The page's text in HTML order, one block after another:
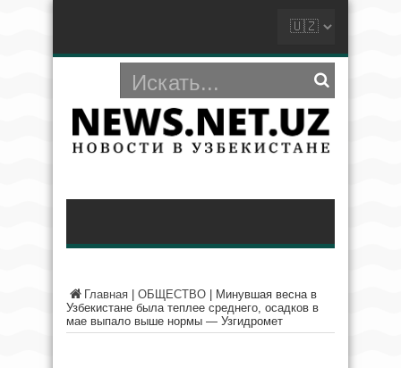
Главная ОБЩЕСТВО
Минувшая весна в
Узбекистане была теплее среднего, осадков в
мае выпало выше нормы — Узгидромет